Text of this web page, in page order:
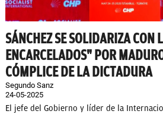
SÁNCHEZ SE SOLIDARIZA CON
ENCARCELADOS" POR
CÓMPLICE DE LA DICTADURA
Segundo Sanz
24-05-2025
El jefe del Gobierno y líder de la